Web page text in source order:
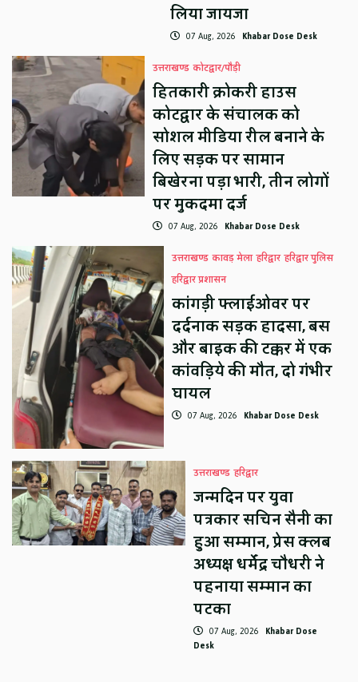
लिया जायजा
07 Aug, 2026 Khabar Dose Desk
उत्तराखण्ड कोटद्वार/पौड़ी
हितकारी क्रोकरी हाउस
कोटद्वार के संचालक को
सोशल मीडिया रील बनाने के
लिए सड़क पर सामान
बिखेरना पड़ा भारी, तीन लोगों
पर मुकदमा दर्ज
07 Aug, 2026 Khabar Dose Desk
उत्तराखण्ड कावड़ मेला हरिद्वार हरिद्वार पुलिस
हरिद्वार प्रशासन
कांगड़ी फ्लाईओवर पर
दर्दनाक सड़क हादसा, बस
और बाइक की टक्कर में एक
कांवड़िये की मौत, दो गंभीर
घायल
07 Aug, 2026 Khabar Dose Desk
उत्तराखण्ड हरिद्वार
जन्मदिन पर युवा
पत्रकार सचिन सैनी का
हुआ सम्मान, प्रेस क्लब
अध्यक्ष धर्मेंद्र चौधरी ने
पहनाया सम्मान का
पटका
07 Aug, 2026 Khabar Dose
Desk